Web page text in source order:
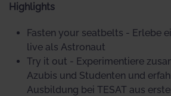
Highlights
Fasten your seatbelts - Erlebe
live als Astronaut
Try it out - Experimentiere
Azubis und Studenten und
Ausbildung bei TESAT aus